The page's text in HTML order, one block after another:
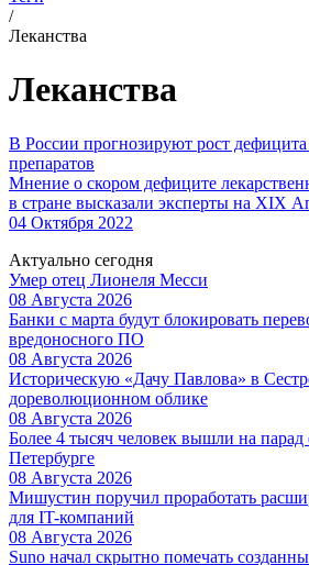
/
Леканства
Леканства
В России прогнозируют рост
препаратов
Мнение о скором дефиците
в стране высказали эксперты на ХIХ
04 Октября 2022
Актуально сегодня
Умер отец Лионеля Месси
08 Августа 2026
Банки с марта будут блокировать
вредоносного ПО
08 Августа 2026
Историческую «Дачу Павлова» в
дореволюционном облике
08 Августа 2026
Более 4 тысяч человек вышли на парад
Петербурге
08 Августа 2026
Мишустин поручил проработать
для IT-компаний
08 Августа 2026
Suno начал скрытно помечать